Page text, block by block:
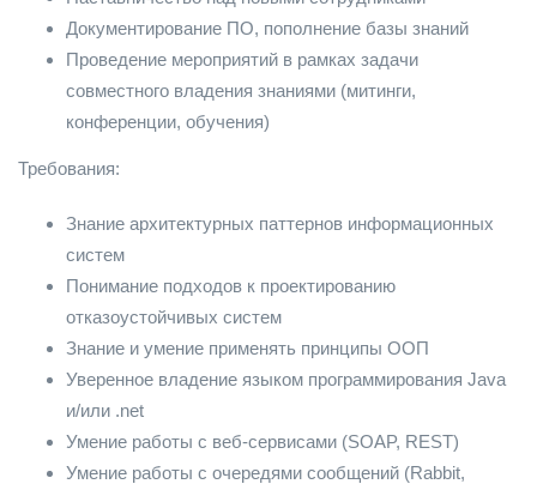
Документирование ПО, пополнение базы знаний
Проведение мероприятий в рамках задачи
совместного владения знаниями (митинги,
конференции, обучения)
Требования:
Знание архитектурных паттернов информационных
систем
Понимание подходов к проектированию
отказоустойчивых систем
Знание и умение применять принципы ООП
Уверенное владение языком программирования Java
и/или .net
Умение работы с веб-сервисами (SOAP, REST)
Умение работы с очередями сообщений (Rabbit,